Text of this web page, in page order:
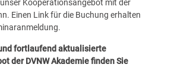
Kooperationsangebot mit der
Einen Link für die Buchung erhalten
fortlaufend aktualisierte
der DVNW Akademie finden Sie